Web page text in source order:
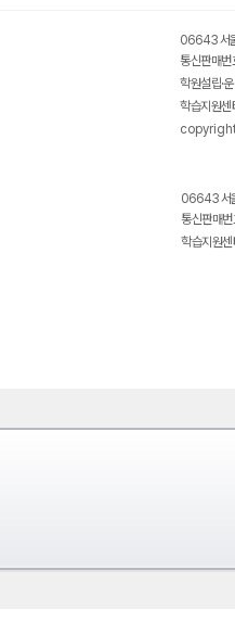
06643 서
통신판매
학원설립·
학습지원
06643 서
통신판매
학습지원